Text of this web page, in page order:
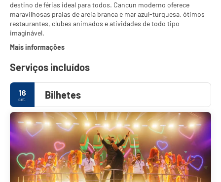
destino de férias ideal para todos. Cancun moderno oferece
maravilhosas praias de areia branca e mar azul-turquesa, ótimos
restaurantes, clubes animados e atividades de todo tipo
imaginável.
Mais informações
Serviços incluídos
16
set. Bilhetes